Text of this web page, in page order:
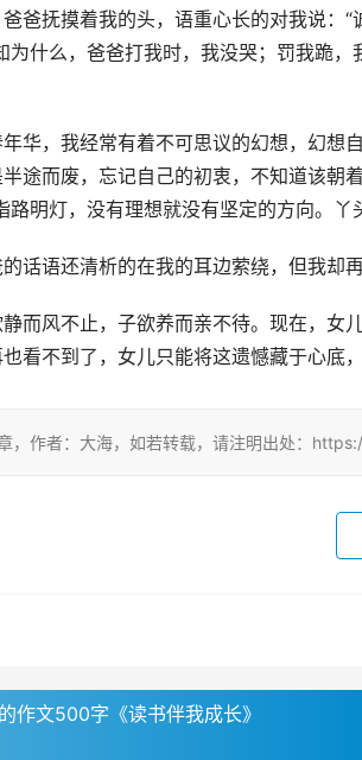
爸抚摸着我的头，语重心长的对我说：
为什么，爸爸打我时，我没哭；罚我跪
，我经常有着不可思议的幻想，幻想自
途而废，忘记自己的初衷，不知道该朝
路明灯，没有理想就没有坚定的方向。
语还清析的在我的耳边萦绕，但我却再
风不止，子欲养而亲不待。现在，女
看不到了，女儿只能将这遗憾藏于心底
，作者：大海，如若转载，请注明出处：
作文500字《读书伴我成长》